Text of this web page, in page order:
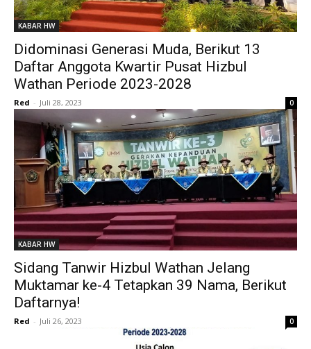
KABAR HW
Didominasi Generasi Muda, Berikut 13
Daftar Anggota Kwartir Pusat Hizbul
Wathan Periode 2023-2028
Red - Juli 28, 2023 0
KABAR HW
Sidang Tanwir Hizbul Wathan Jelang
Muktamar ke-4 Tetapkan 39 Nama, Berikut
Daftarnya!
Red - Juli 26, 2023 0